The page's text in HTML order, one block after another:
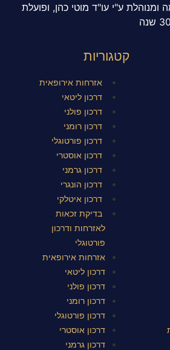
ע"י עו"ד מוטי כהן, ופועלת
קטגוריות
אזרחות אירופאית
דרכון ליטאי
דרכון פולני
דרכון רומני
דרכון פורטוגלי
דרכון אוסטרי
דרכון גרמני
דרכון הונגרי
דרכון איטלקי
בדיקת זכאות
לאזרחות ודרכון
פורטוגלי
אזרחות אירופאית
דרכון ליטאי
דרכון פולני
דרכון רומני
דרכון פורטוגלי
דרכון אוסטרי
דרכון גרמני